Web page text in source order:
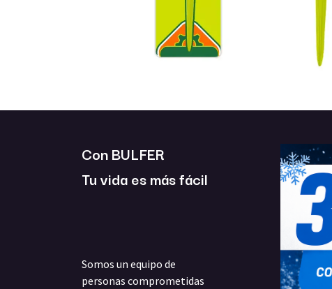
Con BULFER
Tu vida es más fácil
Somos un equipo de
personas comprometidas